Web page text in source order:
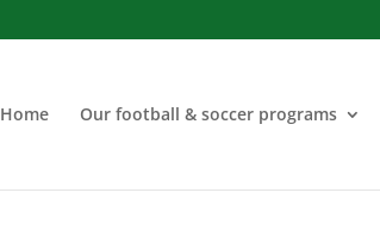
Home Our football & soccer programs